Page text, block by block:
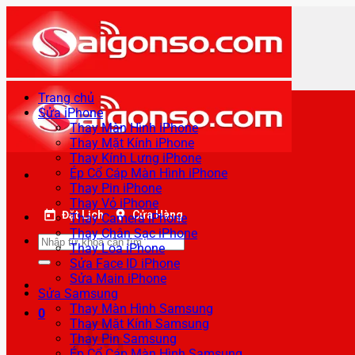
qua
nội
dung
Đặt Lịch Cửa Hàng
Tìm
kiếm:
0
Trang chủ
Sửa iPhone
Thay Màn Hình iPhone
Thay Mặt Kính iPhone
Thay Kính Lưng iPhone
Ép Cổ Cáp Màn Hình iPhone
Thay Pin iPhone
Thay Vỏ iPhone
Thay Camera iPhone
Thay Chân Sạc iPhone
Thay Loa iPhone
Sửa Face ID iPhone
Sửa Main iPhone
Sửa Samsung
Thay Màn Hình Samsung
Thay Mặt Kính Samsung
Thay Pin Samsung